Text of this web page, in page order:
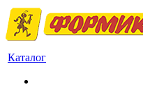
Каталог